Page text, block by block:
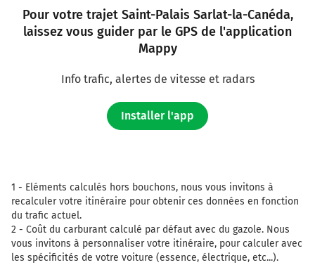
LIBOURNE
ARTIGUES-MOULINAT
Continuer E70 (La Transeuropéenne) sur 138 kilomètres
A89
LIBOURNE-NORD
La Transeuropéenne
Payer 11,60 € (Péage Mussidan Barriere)
232 km
Pour votre trajet Saint-Palais Sarlat-la-Canéda,
laissez vous guider par le GPS de l'application
Mappy
Info trafic, alertes de vitesse et radars
Installer l'app
1 - Eléments calculés hors bouchons, nous vous invitons à
recalculer votre itinéraire pour obtenir ces données en fonction
du trafic actuel.
2 - Coût du carburant calculé par défaut avec du gazole. Nous
vous invitons à personnaliser votre itinéraire, pour calculer avec
les spécificités de votre voiture (essence, électrique, etc...).